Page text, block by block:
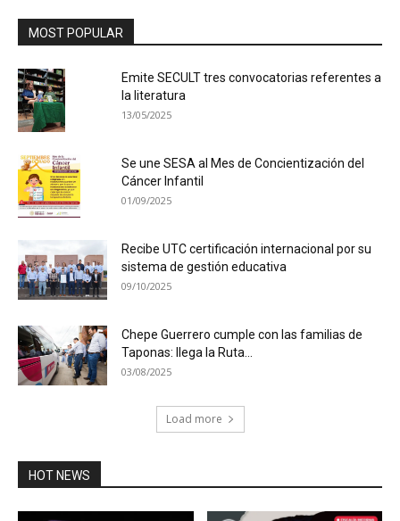
MOST POPULAR
Emite SECULT tres convocatorias referentes a
la literatura
13/05/2025
Se une SESA al Mes de Concientización del
Cáncer Infantil
01/09/2025
Recibe UTC certificación internacional por su
sistema de gestión educativa
09/10/2025
Chepe Guerrero cumple con las familias de
Taponas: llega la Ruta...
03/08/2025
Load more
HOT NEWS